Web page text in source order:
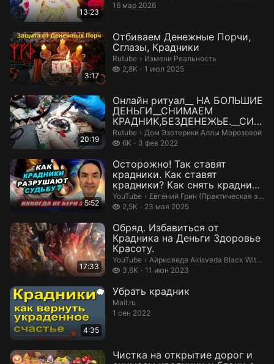
13:23
16 мар 2026
3:17
Отбиваем Денежные Порчи,
Сглазы, Крадники
Rutube › Измени Реальность.
Измени Реальность
2,8K
2,8 тысяч просмотров
1 июл 2025
20:19
Онлайн ритуал__ НА БОЛЬШИЕ
ДЕНЬГИ__СНИМАЕМ
КРАДНИК,БЕЗДЕНЕЖЬЕ.__СИЛ
ЬНЕЙШАЯ ОБРАТКА ВР...
Rutube › Дом Эзотерики Аллы Морозовой.
Дом Эзотерики Аллы Морозовой
6K
6 тысяч просмотров
3 фев 2022
5:52
Осторожно! Так ставят
крадники. Как ставят
крадники? Как снять крадник?
| Евгений Гри...
YouTube › Евгений Грин (Практическая
Евгений Грин (Практическая эзотерика)
2,5K
2,5 тысяч просмотров
23 мая 2025
17:33
Обряд. Избавиться от
Крадника на Деньги Здоровье
Красоту.
YouTube › Айрисведа Airisveda Black Witch
Айрисведа Airisveda Black Witch 🧹 Necromancer 🔮
3,6K
3,6 тысяч просмотров
11 июн 2023
4:35
Убрать крадник
Mail.ru
1 сен 2022
Чистка на открытие дорог и